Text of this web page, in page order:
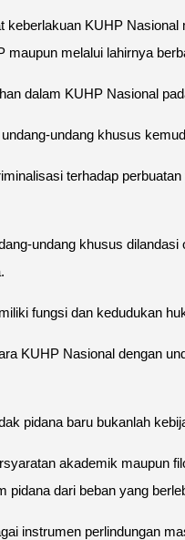
KUHP
melalui lahirnya
dalam KUHP Nasional
undang khusus
terhadap
undang khusus
fungsi dan kedudukan
KUHP Nasional dengan
pidana baru bukanlah
akademik
dari beban yang
instrumen perlindungan